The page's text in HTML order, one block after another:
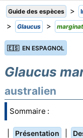
Guide des espèces >
> Glaucus >
🇪🇸 EN ESPAGNOL
Glaucus
australien
Sommaire :
Présentation